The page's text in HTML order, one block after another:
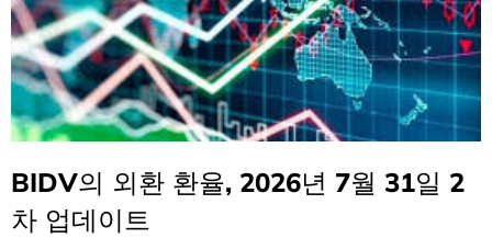
BIDV의 외환 환율, 2026년 7월 31일 2
차 업데이트